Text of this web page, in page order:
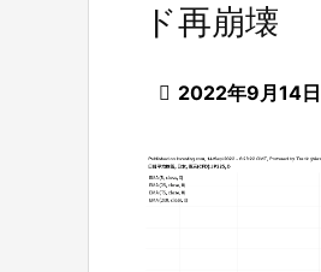
ド再崩壊
 2022年9月14日